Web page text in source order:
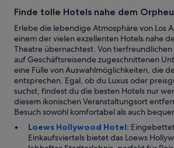
Finde tolle Hotels nahe dem
Erlebe die lebendige Atmosphäre von Los
einem der vielen exzellenten Hotels nahe
Theatre übernachtest. Von
auf Geschäftsreisende zugeschnittenen
eine Fülle von Auswahlmöglichkeiten, die
entsprechen. Egal, ob du Luxus oder
suchst, findest du die besten Hotels nur
diesem ikonischen Veranstaltungsort
Besuch sowohl komfortabel als auch
Loews Hollywood Hotel:
Einkaufsviertels bietet das Loews